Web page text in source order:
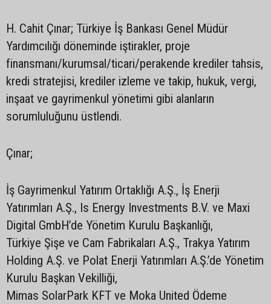
H. Cahit Çınar; Türkiye İş Bankası Genel Müdür
Yardımcılığı döneminde iştirakler, proje
finansmanı/kurumsal/ticari/perakende krediler tahsis,
kredi stratejisi, krediler izleme ve takip, hukuk, vergi,
inşaat ve gayrimenkul yönetimi gibi alanların
sorumluluğunu üstlendi.
Çınar;
İş Gayrimenkul Yatırım Ortaklığı A.Ş., İş Enerji
Yatırımları A.Ş., Is Energy Investments B.V. ve Maxi
Digital GmbH’de Yönetim Kurulu Başkanlığı,
Türkiye Şişe ve Cam Fabrikaları A.Ş., Trakya Yatırım
Holding A.Ş. ve Polat Enerji Yatırımları A.Ş.’de Yönetim
Kurulu Başkan Vekilliği,
Mimas SolarPark KFT ve Moka United Ödeme